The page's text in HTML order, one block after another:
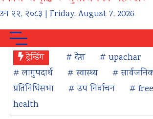
२२, २०८३ | Friday, August 7, 2026
ट्रेन्डिंग # देश # upachar
# लागुपदार्थ
# स्वास्थ्य #
प्रतिनिधिसभा
# उप निर्वाचन # free
health